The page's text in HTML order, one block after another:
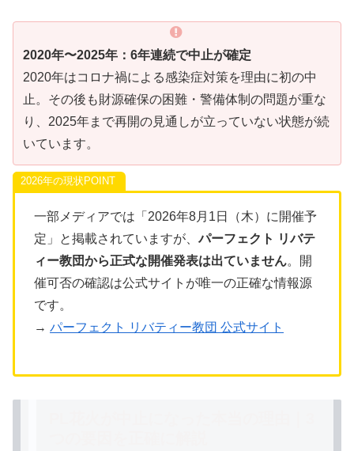
2020年〜2025年：6年連続で中止が確定
2020年はコロナ禍による感染症対策を理由に初の中
止。その後も財源確保の困難・警備体制の問題が重な
り、2025年まで再開の見通しが立っていない状態が続
いています。
2026年の現状
一部メディアでは「2026年8月1日（木）に開催予
定」と掲載されていますが、パーフェクト リバテ
ィー教団から正式な開催発表は出ていません。開
催可否の確認は公式サイトが唯一の正確な情報源
です。
→ パーフェクト リバティー教団 公式サイト